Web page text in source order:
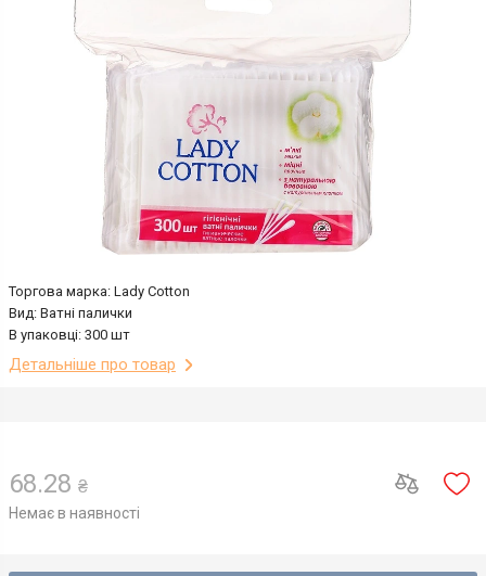
Торгова марка: Lady Cotton
Вид: Ватні палички
В упаковці: 300 шт
Детальніше про товар
68.28 ₴
Немає в наявності